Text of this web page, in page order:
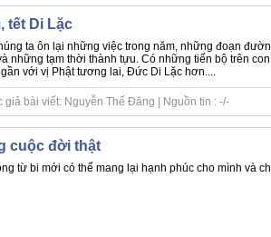
tết Di Lặc
ta ôn lại những việc trong năm, những đoạn
những tạm thời thành tựu. Có những tiến bộ trên
với vị Phật tương lai, Đức Di Lặc hơn....
bài viết: Nguyễn Thế Đăng | Nguồn tin : -/-
cuộc đời thật
từ bi mới có thể mang lại hạnh phúc cho mình và